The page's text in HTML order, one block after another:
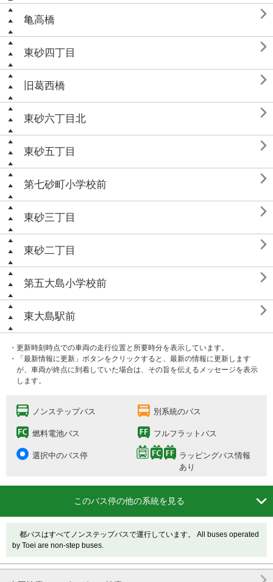
亀高橋 
東砂四丁目 
旧葛西橋 
東砂六丁目北 
東砂五丁目 
第七砂町小学校前 
東砂三丁目 
東砂二丁目 
第五大島小学校前 
東大島駅前 
・更新時刻時点での車両の走行位置と所要時分を表示しています。
・「最新情報に更新」ボタンをクリックすると、最新の情報に更新します
が、車両が終点に到着していた場合は、その旨を伝えるメッセージを表示
します。
ノンステップバス 別系統のバス
燃料電池バス フルフラットバス
選択中のバス停
ラッピングバス情報
あり
このバス停の他の系統を見る 
都バスはすべてノンステップバスで運行しています。 All buses operated
by Toei are non-step buses.